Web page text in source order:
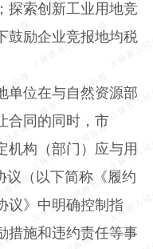
探索创新工业用地竞
鼓励企业竞报地均税
单位在与自然资源部
合同的同时，市
机构（部门）应与用
议（以下简称《履约
议》中明确控制指
措施和违约责任等事